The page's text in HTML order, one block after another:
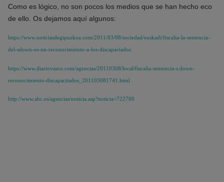
Como es lógico, no son pocos los medios que se han hecho eco
de ello. Os dejamos aquí algunos:
https://www.noticiasdegipuzkoa.com/2011/03/08/sociedad/euskadi/fiscalia-la-sentencia-
del-sdown-es-un-reconocimiento-a-los-discapaciados
https://www.diariovasco.com/agencias/20110308/local/fiscalia-sentencia-s.down-
reconocimiento-discapacitados_201103081741.html
http://www.abc.es/agencias/noticia.asp?noticia=722700